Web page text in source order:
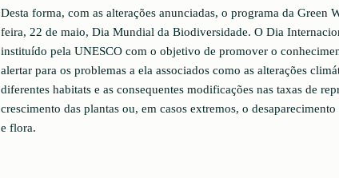
Desta forma, com as alterações anunciadas, o programa da Green
feira, 22 de maio, Dia Mundial da Biodiversidade. O Dia
instituído pela UNESCO com o objetivo de promover o
alertar para os problemas a ela associados como as alterações
diferentes habitats e as consequentes modificações nas taxas de
crescimento das plantas ou, em casos extremos, o
e flora.